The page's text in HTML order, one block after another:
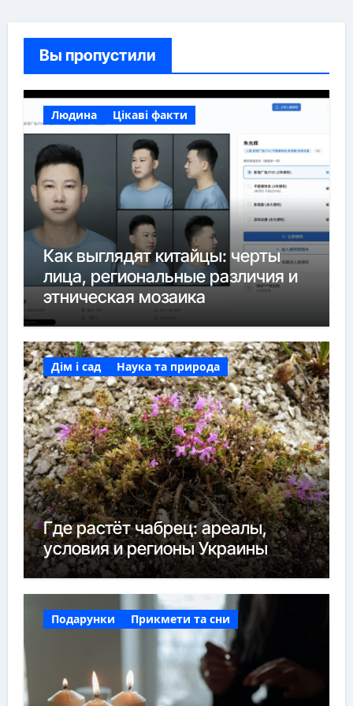
Вы пропустили
Людина Цікаві факти
Как выглядят китайцы: черты
лица, региональные различия и
этническая мозаика
Дім і сад Наука та природа
Где растёт чабрец: ареалы,
условия и регионы Украины
Подарунки Прикмети та сни